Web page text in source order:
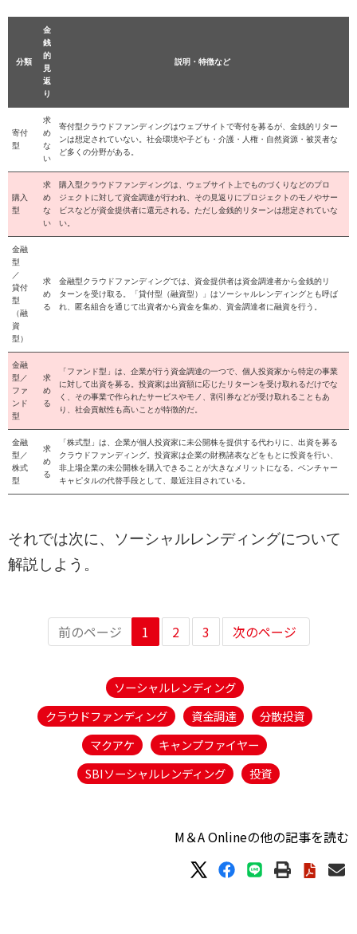
分類
金
銭
的
見
返
り
説明・特徴など
寄付
型
求
め
な
い
寄付型クラウドファンディングはウェブサイトで寄付を募るが、金銭的リター
ンは想定されていない。社会環境や子ども・介護・人権・自然資源・被災者な
ど多くの分野がある。
購入
型
求
め
な
い
購入型クラウドファンディングは、ウェブサイト上でものづくりなどのプロ
ジェクトに対して資金調達が行われ、その見返りにプロジェクトのモノやサー
ビスなどが資金提供者に還元される。ただし金銭的リターンは想定されていな
い。
金融
型
／
貸付
型
（融
資
型）
求
め
る
金融型クラウドファンディングでは、資金提供者は資金調達者から金銭的リ
ターンを受け取る。「貸付型（融資型）」はソーシャルレンディングとも呼ば
れ、匿名組合を通じて出資者から資金を集め、資金調達者に融資を行う。
金融
型／
ファ
ンド
型
求
め
る
「ファンド型」は、企業が行う資金調達の一つで、個人投資家から特定の事業
に対して出資を募る。投資家は出資額に応じたリターンを受け取れるだけでな
く、その事業で作られたサービスやモノ、割引券などが受け取れることもあ
り、社会貢献性も高いことが特徴的だ。
金融
型／
株式
型
求
め
る
「株式型」は、企業が個人投資家に未公開株を提供する代わりに、出資を募る
クラウドファンディング。投資家は企業の財務諸表などをもとに投資を行い、
非上場企業の未公開株を購入できることが大きなメリットになる。ベンチャー
キャピタルの代替手段として、最近注目されている。
それでは次に、ソーシャルレンディングについて
解説しよう。
前のページ 1 2 3 次のページ
ソーシャルレンディング
クラウドファンディング
資金調達
分散投資
マクアケ
キャンプファイヤー
SBIソーシャルレンディング
投資
M＆A Onlineの他の記事を読む